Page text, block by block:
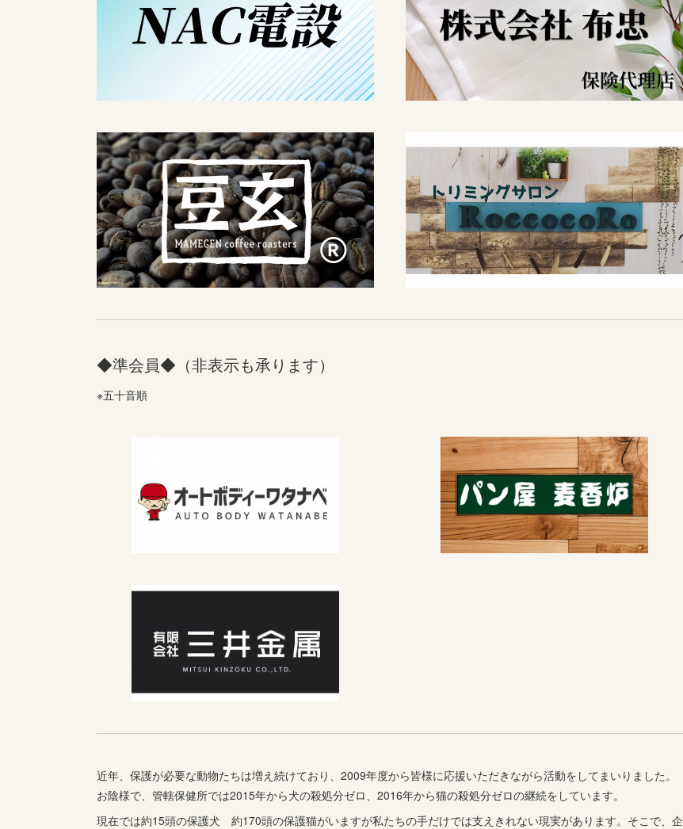
◆準会員◆（非表示も承ります）
※五十音順
近年、保護が必要な動物たちは増え続けており、2009年度から皆様に応援いただきながら活動をしてまいりました。
お陰様で、管轄保健所では2015年から犬の殺処分ゼロ、2016年から猫の殺処分ゼロの継続をしています。
現在では約15頭の保護犬 約170頭の保護猫がいますが私たちの手だけでは支えきれない現実があります。そこで、企